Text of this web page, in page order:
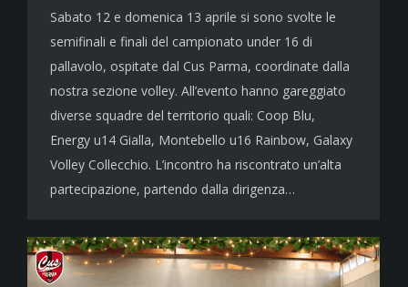
Sabato 12 e domenica 13 aprile si sono svolte le
semifinali e finali del campionato under 16 di
pallavolo, ospitate dal Cus Parma, coordinate dalla
nostra sezione volley. All’evento hanno gareggiato
diverse squadre del territorio quali: Coop Blu,
Energy u14 Gialla, Montebello u16 Rainbow, Galaxy
Volley Collecchio. L’incontro ha riscontrato un’alta
partecipazione, partendo dalla dirigenza…